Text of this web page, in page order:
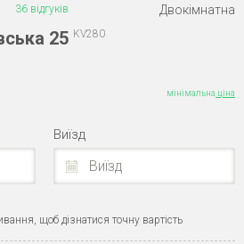
36 відгуків Двокімнатна
25 KV280
мінімальна ціна
Виїзд
Виїзд
щоб дізнатися точну вартість